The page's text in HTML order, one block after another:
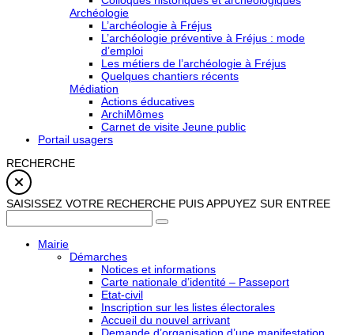
Archéologie
L’archéologie à Fréjus
L’archéologie préventive à Fréjus : mode
d’emploi
Les métiers de l’archéologie à Fréjus
Quelques chantiers récents
Médiation
Actions éducatives
ArchiMômes
Carnet de visite Jeune public
Portail usagers
RECHERCHE
SAISISSEZ VOTRE RECHERCHE PUIS APPUYEZ SUR ENTREE
Mairie
Démarches
Notices et informations
Carte nationale d’identité – Passeport
Etat-civil
Inscription sur les listes électorales
Accueil du nouvel arrivant